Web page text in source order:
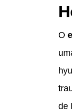
O
de